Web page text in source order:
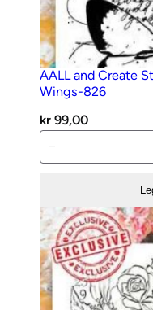
AALL and Create
Wings-826
kr 99,00
and
–
Delicate
Wings-
826
antall
−